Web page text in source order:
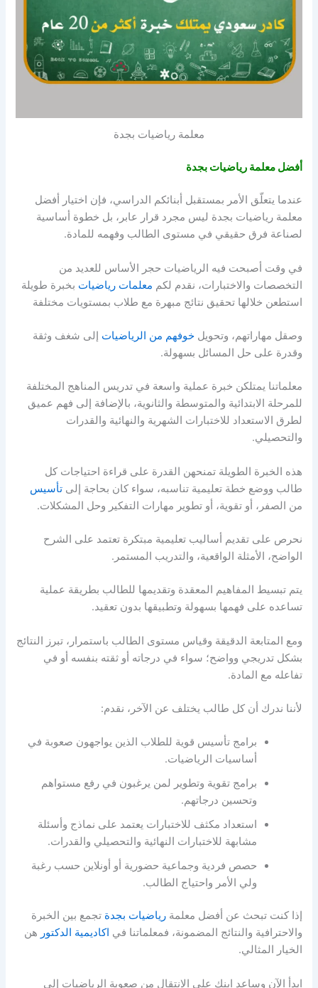
معلمة رياضيات بجدة
أفضل معلمة رياضيات بجدة
عندما يتعلّق الأمر بمستقبل أبنائكم الدراسي، فإن اختيار أفضل
معلمة رياضيات بجدة ليس مجرد قرار عابر، بل خطوة أساسية
لصناعة فرق حقيقي في مستوى الطالب وفهمه للمادة.
في وقت أصبحت فيه الرياضيات حجر الأساس للعديد من
التخصصات والاختبارات، نقدم لكم معلمات رياضيات بخبرة طويلة
استطعن خلالها تحقيق نتائج مبهرة مع طلاب بمستويات مختلفة
وصقل مهاراتهم، وتحويلخوفهم من الرياضيات إلى شغف وثقة
وقدرة على حل المسائل بسهولة.
معلماتنا يمتلكن خبرة عملية واسعة في تدريس المناهج المختلفة
للمرحلة الابتدائية والمتوسطة والثانوية، بالإضافة إلى فهم عميق
لطرق الاستعداد للاختبارات الشهرية والنهائية والقدرات
والتحصيلي.
هذه الخبرة الطويلة تمنحهن القدرة على قراءة احتياجات كل
طالب ووضع خطة تعليمية تناسبه، سواء كان بحاجة إلىتأسيس
من الصفر، أو تقوية، أو تطوير مهارات التفكير وحل المشكلات.
نحرص على تقديم أساليب تعليمية مبتكرة تعتمد على الشرح
الواضح، الأمثلة الواقعية، والتدريب المستمر.
يتم تبسيط المفاهيم المعقدة وتقديمها للطالب بطريقة عملية
تساعده على فهمها بسهولة وتطبيقها بدون تعقيد.
ومع المتابعة الدقيقة وقياس مستوى الطالب باستمرار، تبرز النتائج
بشكل تدريجي وواضح؛ سواء في درجاته أو ثقته بنفسه أو في
تفاعله مع المادة.
لأننا ندرك أن كل طالب يختلف عن الآخر، نقدم:
برامج تأسيس قوية للطلاب الذين يواجهون صعوبة في
أساسيات الرياضيات.
برامج تقوية وتطوير لمن يرغبون في رفع مستواهم
وتحسين درجاتهم.
استعداد مكثف للاختبارات يعتمد على نماذج وأسئلة
مشابهة للاختبارات النهائية والتحصيلي والقدرات.
حصص فردية وجماعية حضورية أو أونلاين حسب رغبة
ولي الأمر واحتياج الطالب.
إذا كنت تبحث عن أفضل معلمةرياضيات بجدة تجمع بين الخبرة
والاحترافية والنتائج المضمونة، فمعلماتنا في اكاديمية الدكتور هن
الخيار المثالي.
ابدأ الآن وساعد ابنك على الانتقال من صعوبة الرياضيات إلى